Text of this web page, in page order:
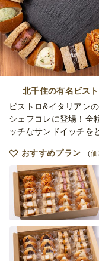
オードブル
締切
1日前18時
最低ご注文金額 37,000円
北千住の有名ビス
ビストロ&イタリアン
シェフコレに登場！全
ッチなサンドイッチを
おすすめプラン 価